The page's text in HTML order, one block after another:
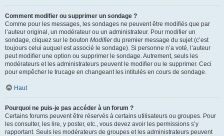
Comment modifier ou supprimer un sondage ?
Comme pour les messages, les sondages ne peuvent être modifiés que par
l’auteur original, un modérateur ou un administrateur. Pour modifier un
sondage, cliquez sur le bouton Modifierdu premier message du sujet (c’est
toujours celui auquel est associé le sondage). Si personne n’a voté, l’auteur
peut modifier une option ou supprimer le sondage. Autrement, seuls les
modérateurs et les administrateurs peuvent le modifier ou le supprimer. Ceci
pour empêcher le trucage en changeant les intitulés en cours de sondage.
Haut
Pourquoi ne puis-je pas accéder à un forum ?
Certains forums peuvent être réservés à certains utilisateurs ou groupes. Pour
les consulter, les lire, y poster, etc., vous devez avoir les permissions s’y
rapportant. Seuls les modérateurs de groupes et les administrateurs peuvent